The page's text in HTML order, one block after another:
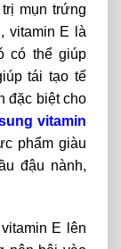
mụn trứng
vitamin E là
có thể giúp
tái tạo tế
đặc biệt cho
vitamin
phẩm giàu
đậu nành,
E lên